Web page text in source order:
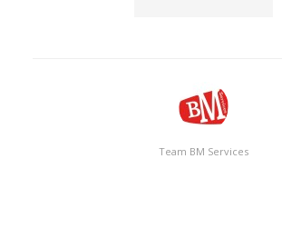
Team BM Services